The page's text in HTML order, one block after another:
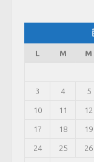
L M M
3 4 5
10 11 12
17 18 19
24 25 26